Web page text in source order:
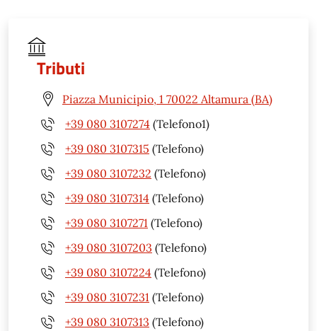
Tributi
Piazza Municipio, 1 70022 Altamura (BA)
+39 080 3107274 (Telefono1)
+39 080 3107315 (Telefono)
+39 080 3107232 (Telefono)
+39 080 3107314 (Telefono)
+39 080 3107271 (Telefono)
+39 080 3107203 (Telefono)
+39 080 3107224 (Telefono)
+39 080 3107231 (Telefono)
+39 080 3107313 (Telefono)